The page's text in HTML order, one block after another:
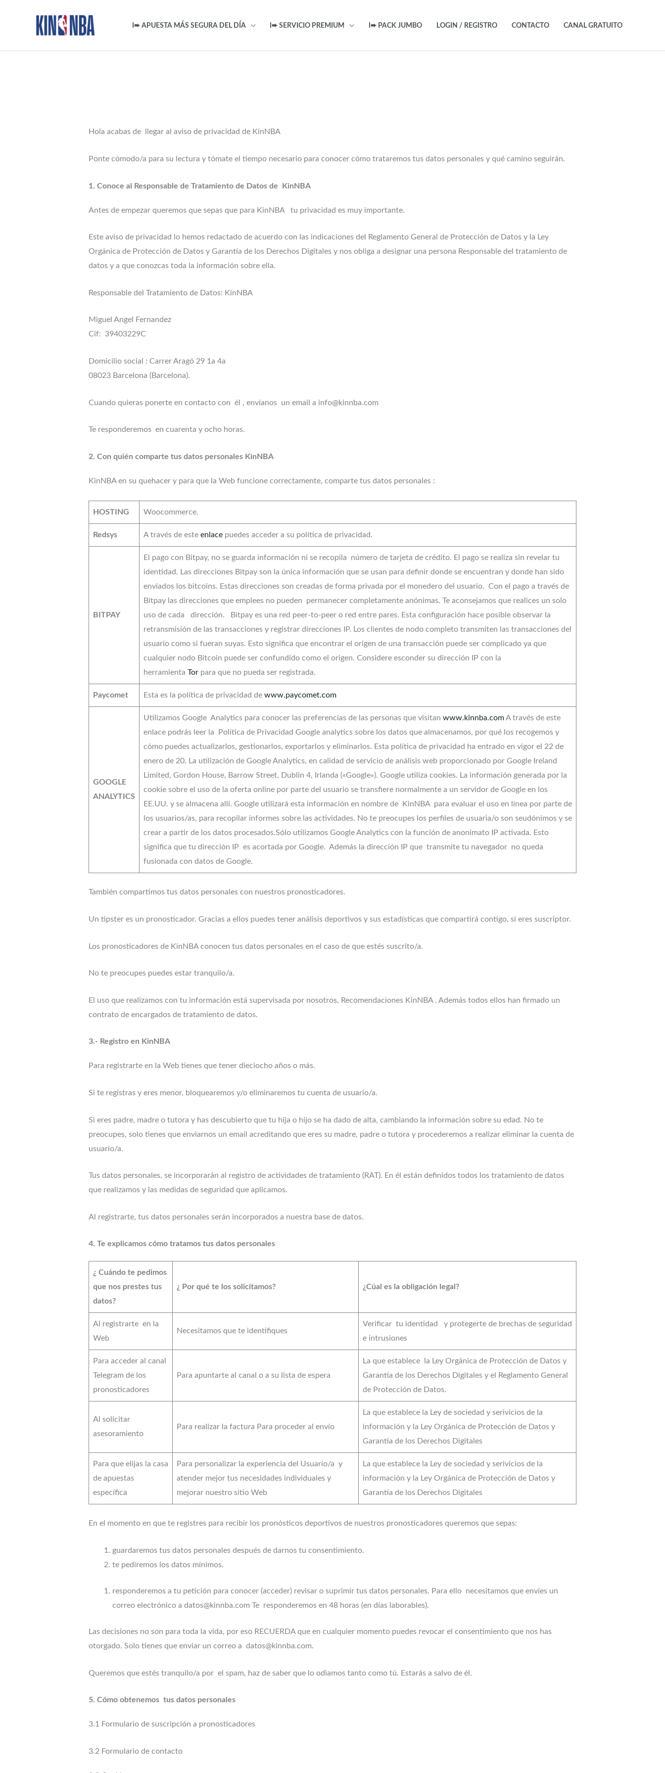
I➨ APUESTA MÁS SEGURA DEL DÍA I➨ SERVICIO PREMIUM I➨ PACK JUMBO LOGIN / REGISTRO CONTACTO CANAL GRATUITO
Hola acabas de llegar al aviso de privacidad de KinNBA
Ponte cómodo/a para su lectura y tómate el tiempo necesario para conocer cómo trataremos tus datos personales y qué camino seguirán.
1. Conoce al Responsable de Tratamiento de Datos de KinNBA
Antes de empezar queremos que sepas que para KinNBA tu privacidad es muy importante.
Este aviso de privacidad lo hemos redactado de acuerdo con las indicaciones del Reglamento General de Protección de Datos y la Ley
Orgánica de Protección de Datos y Garantía de los Derechos Digitales y nos obliga a designar una persona Responsable del tratamiento de
datos y a que conozcas toda la información sobre ella.
Responsable del Tratamiento de Datos: KinNBA
Miguel Angel Fernandez
Cif: 39403229C
Domicilio social : Carrer Aragó 29 1a 4a
08023 Barcelona (Barcelona).
Cuando quieras ponerte en contacto con él , envíanos un email a info@kinnba.com
Te responderemos en cuarenta y ocho horas.
2. Con quién comparte tus datos personales KinNBA
KinNBA en su quehacer y para que la Web funcione correctamente, comparte tus datos personales :
HOSTING Woocommerce.
Redsys A través de este enlacepuedes acceder a su política de privacidad.
BITPAY
El pago con Bitpay, no se guarda información ni se recopila número de tarjeta de crédito. El pago se realiza sin revelar tu
identidad. Las direcciones Bitpay son la única información que se usan para definir donde se encuentran y donde han sido
enviados los bitcoins. Estas direcciones son creadas de forma privada por el monedero del usuario. Con el pago a través de
Bitpay las direcciones que emplees no pueden permanecer completamente anónimas. Te aconsejamos que realices un solo
uso de cada dirección. Bitpay es una red peer-to-peer o red entre pares. Esta configuración hace posible observar la
retransmisión de las transacciones y registrar direcciones IP. Los clientes de nodo completo transmiten las transacciones del
usuario como si fueran suyas. Esto significa que encontrar el origen de una transacción puede ser complicado ya que
cualquier nodo Bitcoin puede ser confundido como el origen. Considere esconder su dirección IP con la
herramienta Torpara que no pueda ser registrada.
Paycomet Esta es la política de privacidad de www.paycomet.com
GOOGLE
ANALYTICS
Utilizamos Google Analytics para conocer las preferencias de las personas que visitan www.kinnba.comA través de este
enlace podrás leer la Política de Privacidad Google analytics sobre los datos que almacenamos, por qué los recogemos y
cómo puedes actualizarlos, gestionarlos, exportarlos y eliminarlos. Esta política de privacidad ha entrado en vigor el 22 de
enero de 20. La utilización de Google Analytics, en calidad de servicio de análisis web proporcionado por Google Ireland
Limited, Gordon House, Barrow Street, Dublin 4, Irlanda («Google»). Google utiliza cookies. La información generada por la
cookie sobre el uso de la oferta online por parte del usuario se transfiere normalmente a un servidor de Google en los
EE.UU. y se almacena allí. Google utilizará esta información en nombre de KinNBA para evaluar el uso en línea por parte de
los usuarios/as, para recopilar informes sobre las actividades. No te preocupes los perfiles de usuaria/o son seudónimos y se
crear a partir de los datos procesados.Sólo utilizamos Google Analytics con la función de anonimato IP activada. Esto
significa que tu dirección IP es acortada por Google. Además la dirección IP que transmite tu navegador no queda
fusionada con datos de Google.
También compartimos tus datos personales con nuestros pronosticadores.
Un tipster es un pronosticador. Gracias a ellos puedes tener análisis deportivos y sus estadísticas que compartirá contigo, si eres suscriptor.
Los pronosticadores de KinNBA conocen tus datos personales en el caso de que estés suscrito/a.
No te preocupes puedes estar tranquilo/a.
El uso que realizamos con tu información está supervisada por nosotros, Recomendaciones KinNBA . Además todos ellos han firmado un
contrato de encargados de tratamiento de datos.
3.- Registro en KinNBA
Para registrarte en la Web tienes que tener dieciocho años o más.
Si te registras y eres menor, bloquearemos y/o eliminaremos tu cuenta de usuario/a.
Si eres padre, madre o tutora y has descubierto que tu hija o hijo se ha dado de alta, cambiando la información sobre su edad. No te
preocupes, solo tienes que enviarnos un email acreditando que eres su madre, padre o tutora y procederemos a realizar eliminar la cuenta de
usuario/a.
Tus datos personales, se incorporarán al registro de actividades de tratamiento (RAT). En él están definidos todos los tratamiento de datos
que realizamos y las medidas de seguridad que aplicamos.
Al registrarte, tus datos personales serán incorporados a nuestra base de datos.
4. Te explicamos cómo tratamos tus datos personales
¿ Cuándo te pedimos
que nos prestes tus
datos?
¿ Por qué te los solicitamos? ¿Cúal es la obligación legal?
Al registrarte en la
Web
Necesitamos que te identifiques
Verificar tu identidad y protegerte de brechas de seguridad
e intrusiones
Para acceder al canal
Telegram de los
pronosticadores
Para apuntarte al canal o a su lista de espera
La que establece la Ley Orgánica de Protección de Datos y
Garantía de los Derechos Digitales y el Reglamento General
de Protección de Datos.
Al solicitar
asesoramiento
Para realizar la factura Para proceder al envío
La que establece la Ley de sociedad y serivicios de la
información y la Ley Orgánica de Protección de Datos y
Garantía de los Derechos Digitales
Para que elijas la casa
de apuestas
específica
Para personalizar la experiencia del Usuario/a y
atender mejor tus necesidades individuales y
mejorar nuestro sitio Web
La que establece la Ley de sociedad y serivicios de la
información y la Ley Orgánica de Protección de Datos y
Garantía de los Derechos Digitales
En el momento en que te registres para recibir los pronósticos deportivos de nuestros pronosticadores queremos que sepas:
guardaremos tus datos personales después de darnos tu consentimiento.
te pediremos los datos mínimos.
responderemos a tu petición para conocer (acceder) revisar o suprimir tus datos personales. Para ello necesitamos que envíes un
correo electrónico a datos@kinnba.com Te responderemos en 48 horas (en días laborables).
Las decisiones no son para toda la vida, por eso RECUERDA que en cualquier momento puedes revocar el consentimiento que nos has
otorgado. Solo tienes que enviar un correo a datos@kinnba.com.
Queremos que estés tranquilo/a por el spam, haz de saber que lo odiamos tanto como tú. Estarás a salvo de él.
5. Cómo obtenemos tus datos personales
3.1 Formulario de suscripción a pronosticadores
3.2 Formulario de contacto